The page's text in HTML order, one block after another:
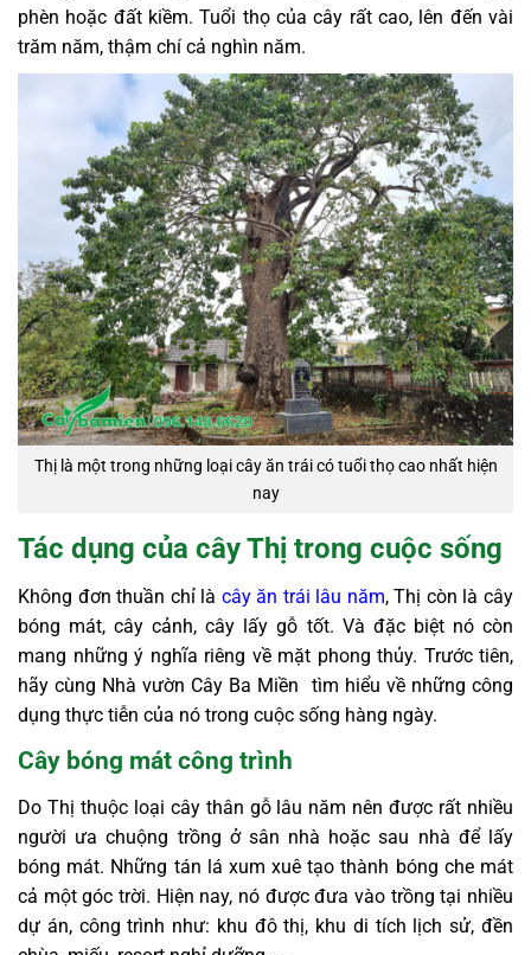
phèn hoặc đất kiềm. Tuổi thọ của cây rất cao, lên đến vài
trăm năm, thậm chí cả nghìn năm.
Thị là một trong những loại cây ăn trái có tuổi thọ cao nhất hiện
nay
Tác dụng của cây Thị trong cuộc sống
Không đơn thuần chỉ là cây ăn trái lâu năm, Thị còn là cây
bóng mát, cây cảnh, cây lấy gỗ tốt. Và đặc biệt nó còn
mang những ý nghĩa riêng về mặt phong thủy. Trước tiên,
hãy cùng Nhà vườn Cây Ba Miền tìm hiểu về những công
dụng thực tiễn của nó trong cuộc sống hàng ngày.
Cây bóng mát công trình
Do Thị thuộc loại cây thân gỗ lâu năm nên được rất nhiều
người ưa chuộng trồng ở sân nhà hoặc sau nhà để lấy
bóng mát. Những tán lá xum xuê tạo thành bóng che mát
cả một góc trời. Hiện nay, nó được đưa vào trồng tại nhiều
dự án, công trình như: khu đô thị, khu di tích lịch sử, đền